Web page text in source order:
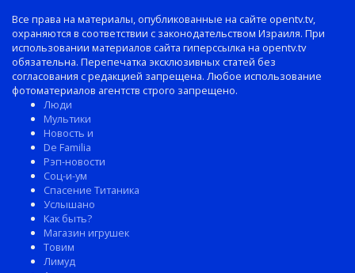
Все права на материалы, опубликованные на сайте opentv.tv,
охраняются в соответствии с законодательством Израиля. При
использовании материалов сайта гиперссылка на opentv.tv
обязательна. Перепечатка эксклюзивных статей без
согласования с редакцией запрещена. Любое использование
фотоматериалов агентств строго запрещено.
Люди
Мультики
Новость и
De Familia
Рэп-новости
Соц-и-ум
Спасение Титаника
Услышано
Как быть?
Магазин игрушек
Товим
Лимуд